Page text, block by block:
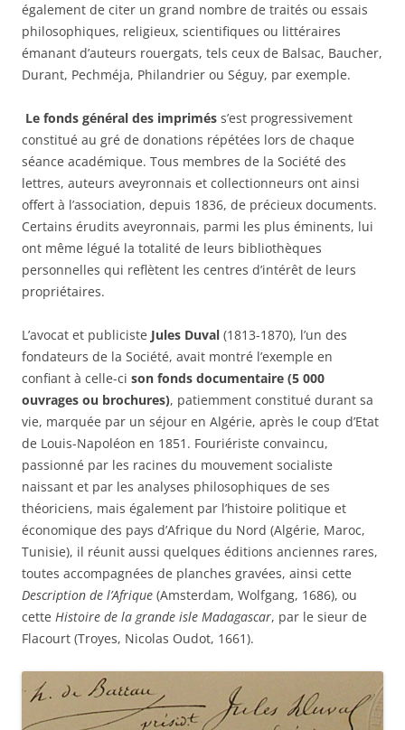
également de citer un grand nombre de traités ou essais
philosophiques, religieux, scientifiques ou littéraires
émanant d’auteurs rouergats, tels ceux de Balsac, Baucher,
Durant, Pechméja, Philandrier ou Séguy, par exemple.
Le fonds général des imprimés s’est progressivement
constitué au gré de donations répétées lors de chaque
séance académique. Tous membres de la Société des
lettres, auteurs aveyronnais et collectionneurs ont ainsi
offert à l’association, depuis 1836, de précieux documents.
Certains érudits aveyronnais, parmi les plus éminents, lui
ont même légué la totalité de leurs bibliothèques
personnelles qui reflètent les centres d’intérêt de leurs
propriétaires.
L’avocat et publiciste Jules Duval (1813-1870), l’un des
fondateurs de la Société, avait montré l’exemple en
confiant à celle-ci son fonds documentaire (5 000
ouvrages ou brochures), patiemment constitué durant sa
vie, marquée par un séjour en Algérie, après le coup d’Etat
de Louis-Napoléon en 1851. Fouriériste convaincu,
passionné par les racines du mouvement socialiste
naissant et par les analyses philosophiques de ses
théoriciens, mais également par l’histoire politique et
économique des pays d’Afrique du Nord (Algérie, Maroc,
Tunisie), il réunit aussi quelques éditions anciennes rares,
toutes accompagnées de planches gravées, ainsi cette
Description de l’Afrique (Amsterdam, Wolfgang, 1686), ou
cette Histoire de la grande isle Madagascar, par le sieur de
Flacourt (Troyes, Nicolas Oudot, 1661).